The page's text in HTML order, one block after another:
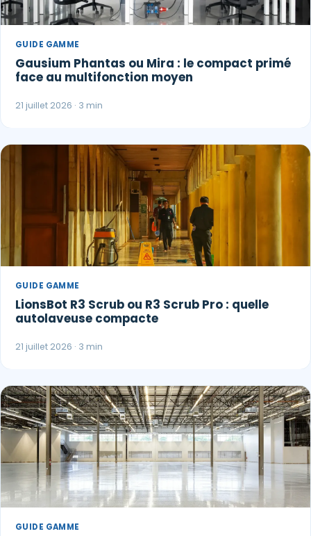
GUIDE GAMME
Gausium Phantas ou Mira : le compact primé
face au multifonction moyen
21 juillet 2026 · 3 min
GUIDE GAMME
LionsBot R3 Scrub ou R3 Scrub Pro : quelle
autolaveuse compacte
21 juillet 2026 · 3 min
GUIDE GAMME